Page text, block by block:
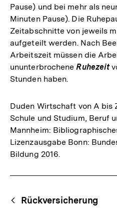
Pause) und bei mehr als
Minuten Pause). Die
Zeitabschnitte von jeweils
aufgeteilt werden. Nach
Arbeitszeit müssen die
ununterbrocheneRuhezeit
Stunden haben.
Duden Wirtschaft von A bis
Schule und Studium, Beruf
Mannheim:
Lizenzausgabe Bonn:
Bildung 2016.
Content-
Navigation
Rückversicherung